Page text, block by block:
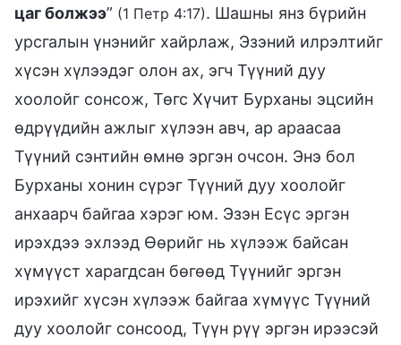
цаг болжээ” (1 Петр 4:17). Шашны янз бүрийн
урсгалын үнэнийг хайрлаж, Эзэний илрэлтийг
хүсэн хүлээдэг олон ах, эгч Түүний дуу
хоолойг сонсож, Төгс Хүчит Бурханы эцсийн
өдрүүдийн ажлыг хүлээн авч, ар араасаа
Түүний сэнтийн өмнө эргэн очсон. Энэ бол
Бурханы хонин сүрэг Түүний дуу хоолойг
анхаарч байгаа хэрэг юм. Эзэн Есүс эргэн
ирэхдээ эхлээд Өөрийг нь хүлээж байсан
хүмүүст харагдсан бөгөөд Түүнийг эргэн
ирэхийг хүсэн хүлээж байгаа хүмүүс Түүний
дуу хоолойг сонсоод, Түүн рүү эргэн ирээсэй